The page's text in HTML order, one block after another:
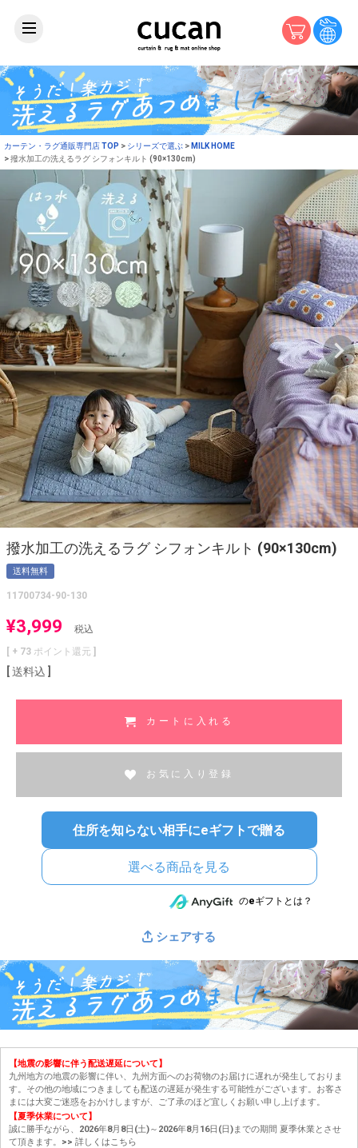
カーテン・ラグ通販専門店 TOP シリーズで選ぶ
MILK HOME
撥水加工の洗えるラグ シフォンキルト (90×130cm)
撥水加工の洗えるラグ シフォンキルト (90×130cm)
送料無料
11700734-90-130
¥3,999
税込
[ + 73 ポイント還元 ]
送料込
カートに入れる
お気に入り登録
住所を知らない相手にeギフトで贈る
選べる商品を見る
のeギフトとは？
シェアする
【地震の影響に伴う配送遅延について】
九州地方の地震の影響に伴い、九州方面へのお荷物のお届けに遅れが発生しておりま
す。その他の地域につきましても配送の遅延が発生する可能性がございます。お客さ
まには大変ご迷惑をおかけしますが、ご了承のほど宜しくお願い申し上げます。
【夏季休業について】
誠に勝手ながら、2026年8月8日(土)～2026年8月16日(日)までの期間 夏季休業とさせ
て頂きます。 >> 詳しくはこちら